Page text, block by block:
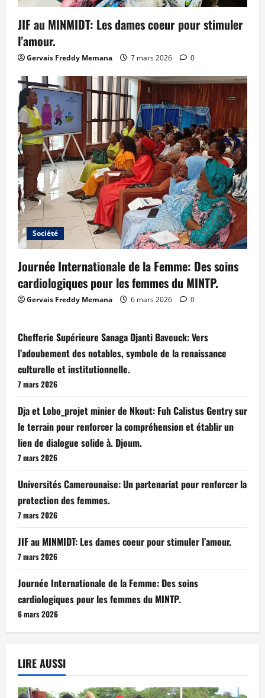
JIF au MINMIDT: Les dames coeur pour stimuler
l’amour.
Gervais Freddy Memana 7 mars 2026 0
Société
Journée Internationale de la Femme: Des soins
cardiologiques pour les femmes du MINTP.
Gervais Freddy Memana 6 mars 2026 0
Chefferie Supérieure Sanaga Djanti Baveuck: Vers
l’adoubement des notables, symbole de la renaissance
culturelle et institutionnelle.
7 mars 2026
Dja et Lobo_projet minier de Nkout: Fuh Calistus Gentry sur
le terrain pour renforcer la compréhension et établir un
lien de dialogue solide à. Djoum.
7 mars 2026
Universités Camerounaise: Un partenariat pour renforcer la
protection des femmes.
7 mars 2026
JIF au MINMIDT: Les dames coeur pour stimuler l’amour.
7 mars 2026
Journée Internationale de la Femme: Des soins
cardiologiques pour les femmes du MINTP.
6 mars 2026
LIRE AUSSI